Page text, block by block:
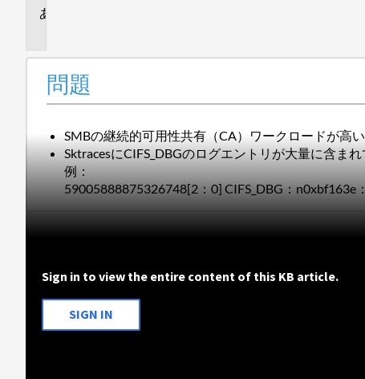
問題
SMBの継続的可用性共有（CA）ワークロードが高
SktracesにCIFS_DBGのログエントリが大量に含まれ
例：
59005888875326748[2：0] CIFS_DBG：
Sign in to view the entire content of this KB article.
SIGN IN